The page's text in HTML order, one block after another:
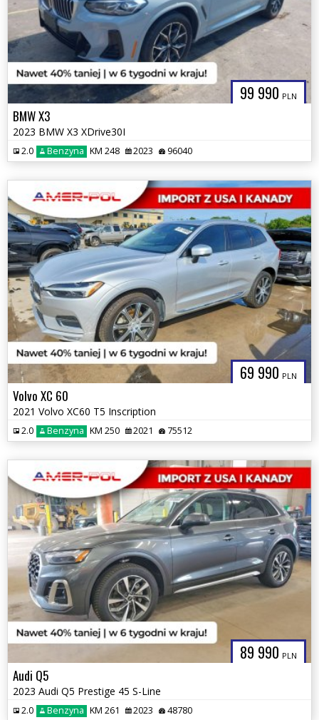
99 990 PLN
BMW X3
2023 BMW X3 XDrive30I
2.0 Benzyna KM 248 2023 96040
69 990 PLN
Volvo XC 60
2021 Volvo XC60 T5 Inscription
2.0 Benzyna KM 250 2021 75512
89 990 PLN
Audi Q5
2023 Audi Q5 Prestige 45 S-Line
2.0 Benzyna KM 261 2023 48780